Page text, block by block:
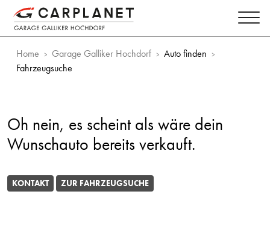
Home Garage Galliker Hochdorf
Auto finden
Fahrzeugsuche
Oh nein, es scheint als wäre dein
Wunschauto bereits verkauft.
KONTAKT ZUR FAHRZEUGSUCHE